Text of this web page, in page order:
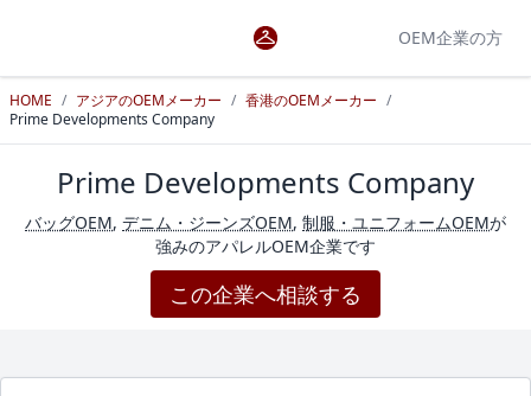
OEM企業の方
HOME / アジアのOEMメーカー / 香港のOEMメーカー /
Prime Developments Company
Prime Developments Company
バッグOEM, デニム・ジーンズOEM, 制服・ユニフォームOEMが
強みのアパレルOEM企業です
この企業へ相談する